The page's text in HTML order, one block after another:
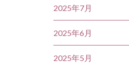
2025年7月
2025年6月
2025年5月